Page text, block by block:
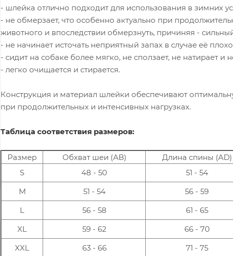
- шлейка отлично подходит для использования в зимних
- не обмерзает, что особенно актуально при
животного и впоследствии обмерзнуть, причиняя -
- не начинает источать неприятный запах в случае её
- сидит на собаке более мягко, не сползает, не натирает
- легко очищается и стирается.
Конструкция и материал шлейки обеспечивают
при продолжительных и интенсивных нагрузках.
Таблица соответствия размеров:
Размер Oбхват шеи (АВ)
Длина спины (AD)
S
48 - 50
51 - 54
M
51 - 54
56 - 59
L
56 - 58
61 - 65
XL
59 - 62
66 - 70
XXL
63 - 66 71 - 75